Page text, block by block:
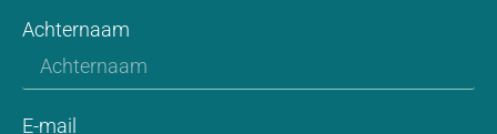
Achternaam
E-mail